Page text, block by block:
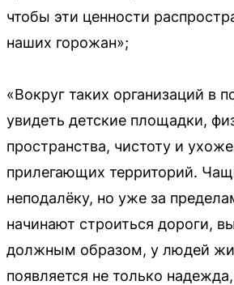
чтобы эти ценности
наших горожан»;
«Вокруг таких организаций в
увидеть детские площадки,
пространства, чистоту и
прилегающих территорий.
неподалёку, но уже за
начинают строиться дороги,
должным образом, у людей
появляется не только